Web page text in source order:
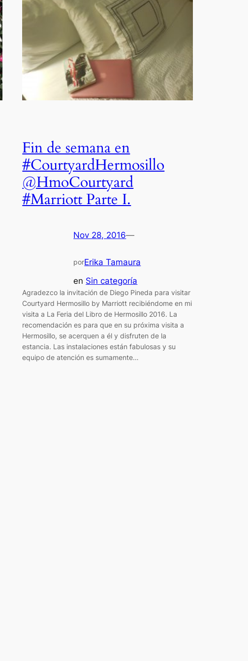
Fin de semana en
#CourtyardHermosillo
@HmoCourtyard
#Marriott Parte I.
Nov 28, 2016—
porErika Tamaura
en Sin categoría
Agradezco la invitación de Diego Pineda para visitar
Courtyard Hermosillo by Marriott recibiéndome en mi
visita a La Feria del Libro de Hermosillo 2016. La
recomendación es para que en su próxima visita a
Hermosillo, se acerquen a él y disfruten de la
estancia. Las instalaciones están fabulosas y su
equipo de atención es sumamente…